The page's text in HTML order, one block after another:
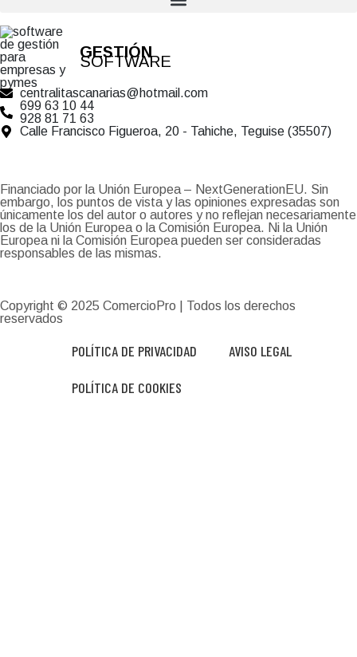
GESTIÓN
SOFTWARE
centralitascanarias@hotmail.com
699 63 10 44
928 81 71 63
Calle Francisco Figueroa, 20 - Tahiche, Teguise (35507)
Financiado por la Unión Europea – NextGenerationEU. Sin
embargo, los puntos de vista y las opiniones expresadas son
únicamente los del autor o autores y no reflejan necesariamente
los de la Unión Europea o la Comisión Europea. Ni la Unión
Europea ni la Comisión Europea pueden ser consideradas
responsables de las mismas.
Copyright © 2025 ComercioPro | Todos los derechos
reservados
POLÍTICA DE PRIVACIDAD AVISO LEGAL
POLÍTICA DE COOKIES